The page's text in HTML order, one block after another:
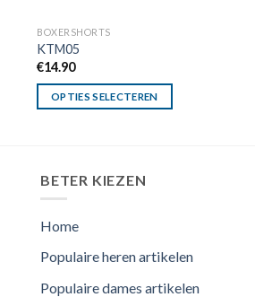
BOXERSHORTS
KTM05
€14.90
OPTIES SELECTEREN
BETER KIEZEN
Home
Populaire heren artikelen
Populaire dames artikelen